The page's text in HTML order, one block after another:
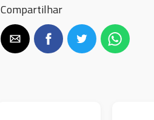
Compartilhar